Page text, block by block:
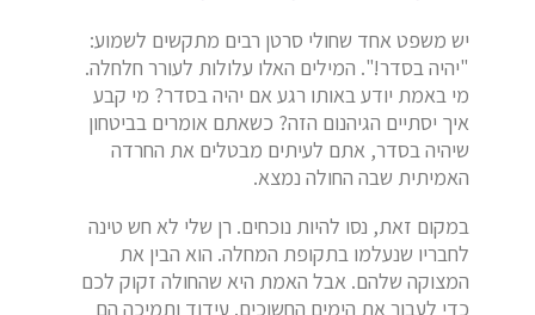
יש משפט אחד שחולי סרטן רבים מתקשים לשמוע:
"יהיה בסדר!". המילים האלו עלולות לעורר חלחלה.
מי באמת יודע באותו רגע אם יהיה בסדר? מי קבע
איך יסתיים הגיהנום הזה? כשאתם אומרים בביטחון
שיהיה בסדר, אתם לעיתים מבטלים את החרדה
האמיתית שבה החולה נמצא.
במקום זאת, נסו להיות נוכחים. רן שלי לא חש טינה
לחבריו שנעלמו בתקופת המחלה. הוא הבין את
המצוקה שלהם. אבל האמת היא שהחולה זקוק לכם
כדי לעבור את הימים החשוכים. עידוד ותמיכה הם